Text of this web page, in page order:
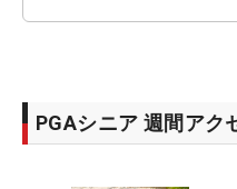
PGAシニア 週間アク